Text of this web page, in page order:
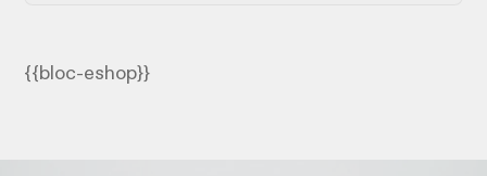
{{bloc-eshop}}